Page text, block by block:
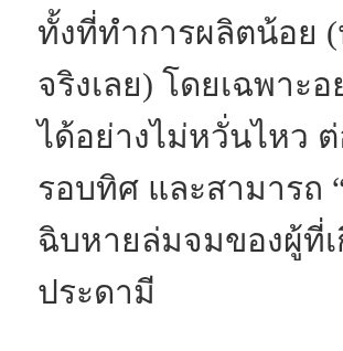
ทั้งที่ทำการผลิตน้อย
จริงเลย) โดยเฉพาะ
ได้อย่างไม่หวั่นไหว
รอบทิศ และสามารถ
ฉิบหายล่มจมของผู้ที่
ประดามี